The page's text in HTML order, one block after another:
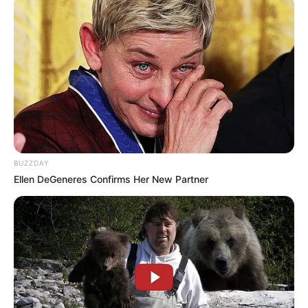
Die Shows sind immer von Montag bis Freitag um
13.00 Uhr und 16.00Uhr am Samstag 11.00 Uhr und
15.00 Uhr Sonntags Ruhetag keine Show
Stadt/Ort: Mönchenholzhausen
Beginn: 06.07.2026 00:00 Uhr
Ende: 14.08.2026 00:00 Uhr
Eintrittspreis: 2€
POETRY SLAM - Sommergarten Edition
Endlich ist es wieder soweit - POETRY SLAM -
Sommergarten Edition Nach den Thüringer
Landesmeisterschaften im Poetry Slam gehen wir in
die nächste Runde.
Stadt/Ort: Gera
BUZZDAY
Ellen DeGeneres Confirms Her New Partner